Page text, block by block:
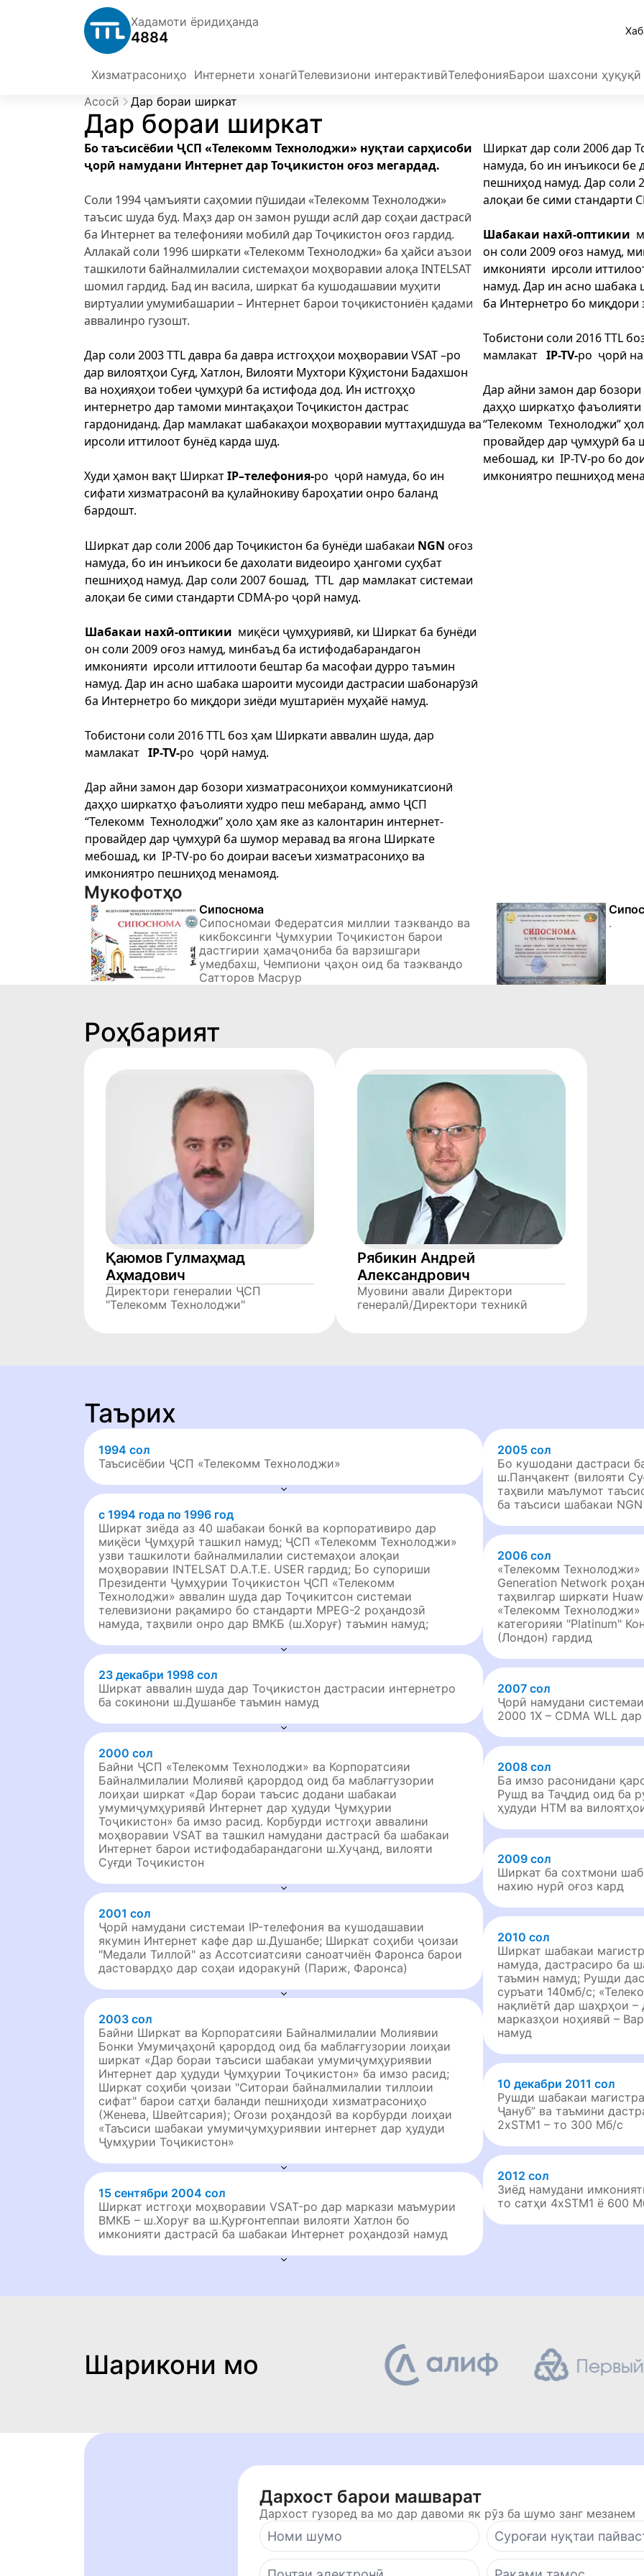
Хадамоти ёридиҳанда
4884
Хизматрасониҳо Интернети хонагӣТелевизиони интерактивӣТелефонияБарои шахсони ҳуқуқӣ
Асосӣ Дар бораи ширкат
Дар бораи ширкат
Бо таъсисёбии ҶСП «Телекомм Технолоджи» нуқтаи сарҳисоби
ҷорӣ намудани Интернет дар Тоҷикистон оғоз мегардад.
Соли 1994 ҷамъияти саҳомии пӯшидаи «Телекомм Технолоджи»
таъсис шуда буд. Маҳз дар он замон рушди аслӣ дар соҳаи дастрасӣ
ба Интернет ва телефонияи мобилӣ дар Тоҷикистон оғоз гардид.
Аллакай соли 1996 ширкати «Телекомм Технолоджи» ба ҳайси аъзои
ташкилоти байналмилалии системаҳои моҳворавии алоқа INTELSAT
шомил гардид. Бад ин васила, ширкат ба кушодашавии муҳити
виртуалии умумибашарии – Интернет барои тоҷикистониён қадами
аввалинро гузошт.
Дар соли 2003 TTL давра ба давра истгоҳҳои моҳворавии VSAT –ро
дар вилоятҳои Суғд, Хатлон, Вилояти Мухтори Кӯҳистони Бадахшон
ва ноҳияҳои тобеи ҷумҳурӣ ба истифода дод. Ин истгоҳҳо
интернетро дар тамоми минтақаҳои Тоҷикистон дастрас
гардониданд. Дар мамлакат шабакаҳои моҳворавии муттаҳидшуда ва
ирсоли иттилоот бунёд карда шуд.
Худи ҳамон вақт ШиркатIP–телефония-ро ҷорӣ намуда, бо ин
сифати хизматрасонӣ ва қулайнокиву бароҳатии онро баланд
бардошт.
Ширкат дар соли 2006 дар Тоҷикистон ба бунёди шабакаи NGN оғоз
намуда, бо ин инъикоси бе дахолати видеоиро ҳангоми суҳбат
пешниҳод намуд. Дар соли 2007 бошад, TTL дар мамлакат системаи
алоқаи бе сими стандарти CDMA-ро ҷорӣ намуд.
Шабакаи нахӣ-оптикии миқёси ҷумҳуриявӣ, ки Ширкат ба бунёди
он соли 2009 оғоз намуд, минбаъд ба истифодабарандагон
имконияти ирсоли иттилооти бештар ба масофаи дурро таъмин
намуд. Дар ин асно шабака шароити мусоиди дастрасии шабонарӯзӣ
ба Интернетро бо миқдори зиёди муштариён муҳайё намуд.
Тобистони соли 2016 TTL боз ҳам Ширкати аввалин шуда, дар
мамлакат IP-TV-ро ҷорӣ намуд.
Дар айни замон дар бозори хизматрасониҳои коммуникатсионӣ
даҳҳо ширкатҳо фаъолияти худро пеш мебаранд, аммо ҶСП
“Телекомм Технолоджи” ҳоло ҳам яке аз калонтарин интернет-
провайдер дар ҷумҳурӣ ба шумор меравад ва ягона Ширкате
мебошад, ки IP-TV-ро бо доираи васеъи хизматрасониҳо ва
имкониятро пешниҳод менамояд.
Ширкат дар соли 2006 дар
намуда, бо ин инъикоси бе
пешниҳод намуд. Дар соли
алоқаи бе сими стандарти
Шабакаи нахӣ-оптикии
он соли 2009 оғоз намуд,
имконияти ирсоли
намуд. Дар ин асно шабака
ба Интернетро бо миқдори
Тобистони соли 2016 TTL
мамлакат IP-TV-ро ҷорӣ
Дар айни замон дар
даҳҳо ширкатҳо
“Телекомм Технолоджи”
провайдер дар ҷумҳурӣ
мебошад, ки IP-TV-ро бо
имкониятро пешниҳод
Мукофотҳо
Сипоснома
Сипосномаи Федератсия миллии таэквандо ва
кикбоксинги Ҷумхурии Тоҷикистон барои
дастгирии ҳамаҷониба ба варзишгари
умедбахш, Чемпиони ҷаҳон оид ба таэквандо
Сатторов Масрур
.
Роҳбарият
Қаюмов Гулмаҳмад
Аҳмадович
Директори генералии ҶСП
"Телекомм Технолоджи"
Рябикин Андрей
Александрович
Муовини авали Директори
генералӣ/Директори техникӣ
Таърих
1994 сол
Таъсисёбии ҶСП «Телекомм Технолоджи»
с 1994 года по 1996 год
Ширкат зиёда аз 40 шабакаи бонкӣ ва корпоративиро дар
миқёси Ҷумҳурӣ ташкил намуд; ҶСП «Телекомм Технолоджи»
узви ташкилоти байналмилалии системаҳои алоқаи
моҳворавии INTELSAT D.A.T.E. USER гардид; Бо супориши
Президенти Ҷумҳурии Тоҷикистон ҶСП «Телекомм
Технолоджи» аввалин шуда дар Тоҷикитсон системаи
телевизиони рақамиро бо стандарти MPEG-2 роҳандозӣ
намуда, таҳвили онро дар ВМКБ (ш.Хоруғ) таъмин намуд;
23 декабри 1998 сол
Ширкат аввалин шуда дар Тоҷикистон дастрасии интернетро
ба сокинони ш.Душанбе таъмин намуд
2000 сол
Байни ҶСП «Телекомм Технолоджи» ва Корпоратсияи
Байналмилалии Молиявӣ қарордод оид ба маблағгузории
лоиҳаи ширкат «Дар бораи таъсис додани шабакаи
умумиҷумҳуриявӣ Интернет дар ҳудуди Ҷумҳурии
Тоҷикистон» ба имзо расид. Корбурди истгоҳи аввалини
моҳворавии VSAT ва ташкил намудани дастрасӣ ба шабакаи
Интернет барои истифодабарандагони ш.Хуҷанд, вилояти
Суғди Тоҷикистон
2001 сол
Ҷорӣ намудани системаи IP-телефония ва кушодашавии
якумин Интернет кафе дар ш.Душанбе; Ширкат соҳиби ҷоизаи
"Медали Тиллоӣ" аз Ассотсиатсияи саноатчиён Фаронса барои
дастовардҳо дар соҳаи идоракунӣ (Париж, Фаронса)
2003 сол
Байни Ширкат ва Корпоратсияи Байналмилалии Молиявии
Бонки Умумиҷаҳонӣ қарордод оид ба маблағгузории лоиҳаи
ширкат «Дар бораи таъсиси шабакаи умумиҷумҳуриявии
Интернет дар ҳудуди Ҷумҳурии Тоҷикистон» ба имзо расид;
Ширкат соҳиби ҷоизаи "Ситораи байналмилалии тиллоии
сифат" барои сатҳи баланди пешниҳоди хизматрасониҳо
(Женева, Швейтсария); Оғози роҳандозӣ ва корбурди лоиҳаи
«Таъсиси шабакаи умумиҷумҳуриявии интернет дар ҳудуди
Ҷумҳурии Тоҷикистон»
15 сентябри 2004 сол
Ширкат истгоҳи моҳворавии VSAT-ро дар маркази маъмурии
ВМКБ – ш.Хоруғ ва ш.Қурғонтеппаи вилояти Хатлон бо
имконияти дастрасӣ ба шабакаи Интернет роҳандозӣ намуд
2005 сол
Бо кушодани дастраси
ш.Панҷакент (вилояти
таҳвили маълумот
ба таъсиси шабакаи
2006 сол
«Телекомм
Generation Network
таҳвилгар ширкати
«Телекомм
категорияи "Platinum"
(Лондон) гардид
2007 сол
Ҷорӣ намудани
2000 1X – CDMA WLL
2008 сол
Ба имзо расонидани
Рушд ва Таҷдид оид ба
ҳудуди НТМ ва
2009 сол
Ширкат ба сохтмони
нахию нурӣ оғоз кард
2010 сол
Ширкат шабакаи
намуда, дастрасиро ба
таъмин намуд; Рушди
суръати 140мб/с;
нақлиётӣ дар шаҳрҳои
марказҳои ноҳиявӣ –
намуд
10 декабри 2011 сол
Рушди шабакаи
Ҷануб” ва таъмини
2xSTM1 – то 300 Мб/с
2012 сол
Зиёд намудани
то сатҳи 4хSTM1 ё 600
Шарикони мо
Дархост барои машварат
Дархост гузоред ва мо дар давоми як рӯз ба шумо занг мезанем